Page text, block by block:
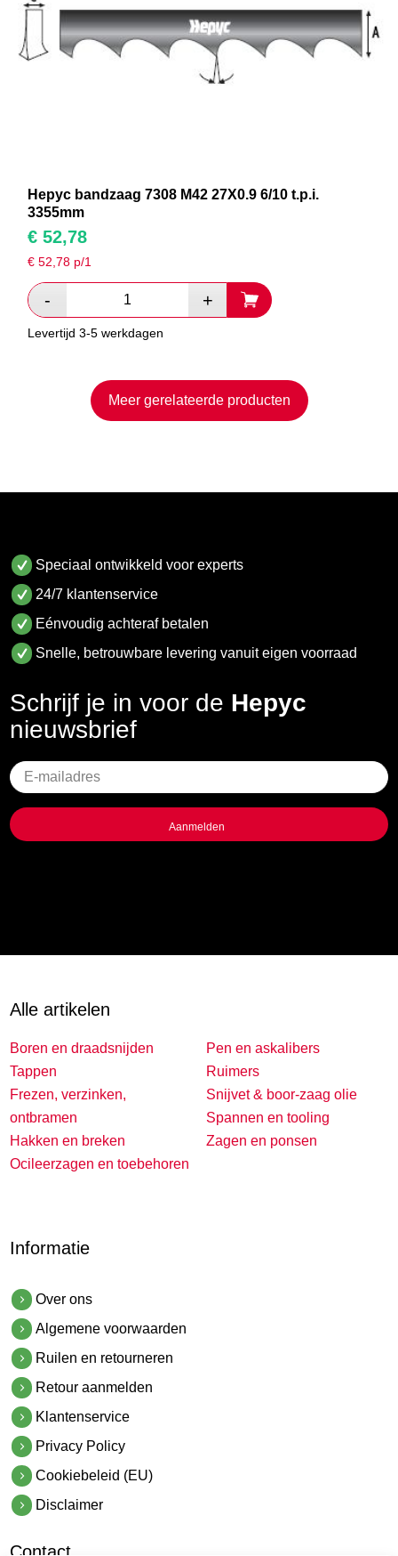
Hepyc bandzaag 7308 M42 27X0.9 6/10 t.p.i.
3355mm
€ 52,78
€52,78 p/1
Levertijd 3-5 werkdagen
Meer gerelateerde producten
Speciaal ontwikkeld voor experts
24/7 klantenservice
Eénvoudig achteraf betalen
Snelle, betrouwbare levering vanuit eigen voorraad
Schrijf je in voor de Hepyc
nieuwsbrief
Geen
titel
Alle artikelen
Boren en draadsnijden
Tappen
Frezen, verzinken,
ontbramen
Hakken en breken
Ocileerzagen en toebehoren
Pen en askalibers
Ruimers
Snijvet & boor-zaag olie
Spannen en tooling
Zagen en ponsen
Informatie
Over ons
Algemene voorwaarden
Ruilen en retourneren
Retour aanmelden
Klantenservice
Privacy Policy
Cookiebeleid (EU)
Disclaimer
Contact